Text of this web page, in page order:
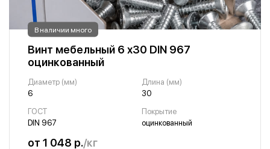
В наличии много
Винт мебельный 6 х30 DIN 967
оцинкованный
Диаметр (мм)
6
Длина (мм)
30
ГОСТ
DIN 967
Покрытие
оцинкованный
от 1 048 р./кг